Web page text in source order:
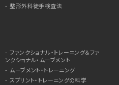
整形外科徒手検査法
ファンクショナル・トレーニング＆ファ
ンクショナル・ムーブメント
ムーブメント・トレーニング
スプリント・トレーニングの科学